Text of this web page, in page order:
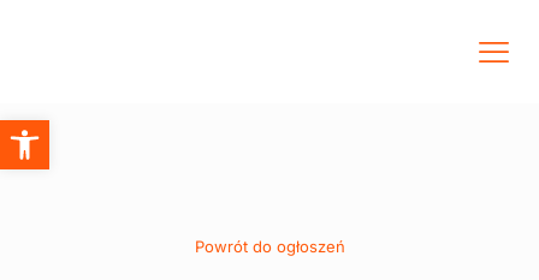
Otwórz pasek narzędzi
Powrót do ogłoszeń